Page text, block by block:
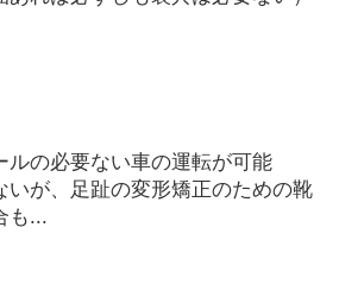
ルの必要ない車の運転が可能
いが、足趾の変形矯正のための靴
も...